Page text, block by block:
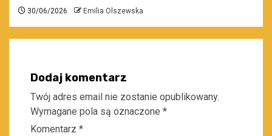
30/06/2026 Emilia Olszewska
Dodaj komentarz
Twój adres email nie zostanie opublikowany.
Wymagane pola są oznaczone *
Komentarz *